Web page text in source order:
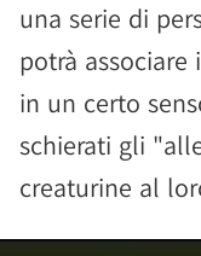
una serie di
potrà
in un certo
schierati gli
creaturine al